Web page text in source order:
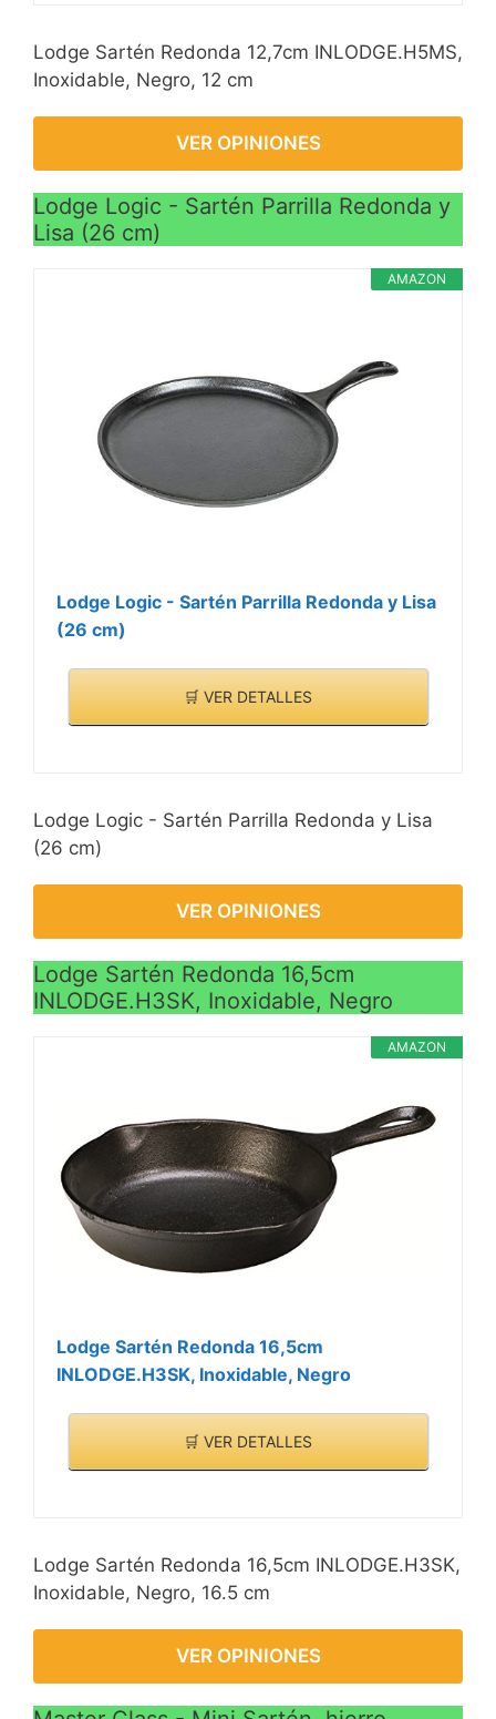
Lodge Sartén Redonda 12,7cm INLODGE.H5MS,
Inoxidable, Negro, 12 cm
VER OPINIONES
Lodge Logic - Sartén Parrilla Redonda y
Lisa (26 cm)
AMAZON
Lodge Logic - Sartén Parrilla Redonda y Lisa
(26 cm)
🛒 VER DETALLES
Lodge Logic - Sartén Parrilla Redonda y Lisa
(26 cm)
VER OPINIONES
Lodge Sartén Redonda 16,5cm
INLODGE.H3SK, Inoxidable, Negro
AMAZON
Lodge Sartén Redonda 16,5cm
INLODGE.H3SK, Inoxidable, Negro
🛒 VER DETALLES
Lodge Sartén Redonda 16,5cm INLODGE.H3SK,
Inoxidable, Negro, 16.5 cm
VER OPINIONES